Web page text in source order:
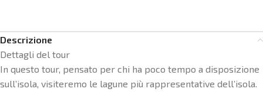
Descrizione
Dettagli del tour
In questo tour, pensato per chi ha poco tempo a disposizione
sull’isola, visiteremo le lagune più rappresentative dell’isola.